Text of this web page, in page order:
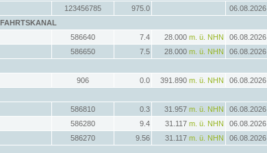
123456785 975.0 06.08.2026
586640 7.4 28.000 m. ü. NHN 06.08.2026
586650 7.5 28.000 m. ü. NHN 06.08.2026
906 0.0 391.890 m. ü. NHN 06.08.2026
586810 0.3 31.957 m. ü. NHN 06.08.2026
586280 9.4 31.117 m. ü. NHN 06.08.2026
586270 9.56 31.117 m. ü. NHN 06.08.2026